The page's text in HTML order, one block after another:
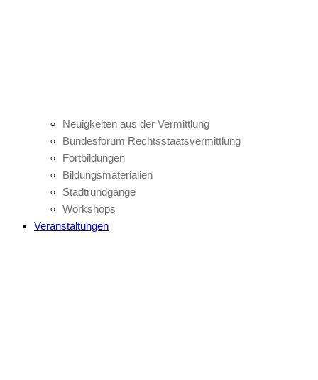
Neuigkeiten aus der Vermittlung
Bundesforum Rechtsstaatsvermittlung
Fortbildungen
Bildungsmaterialien
Stadtrundgänge
Workshops
Veranstaltungen